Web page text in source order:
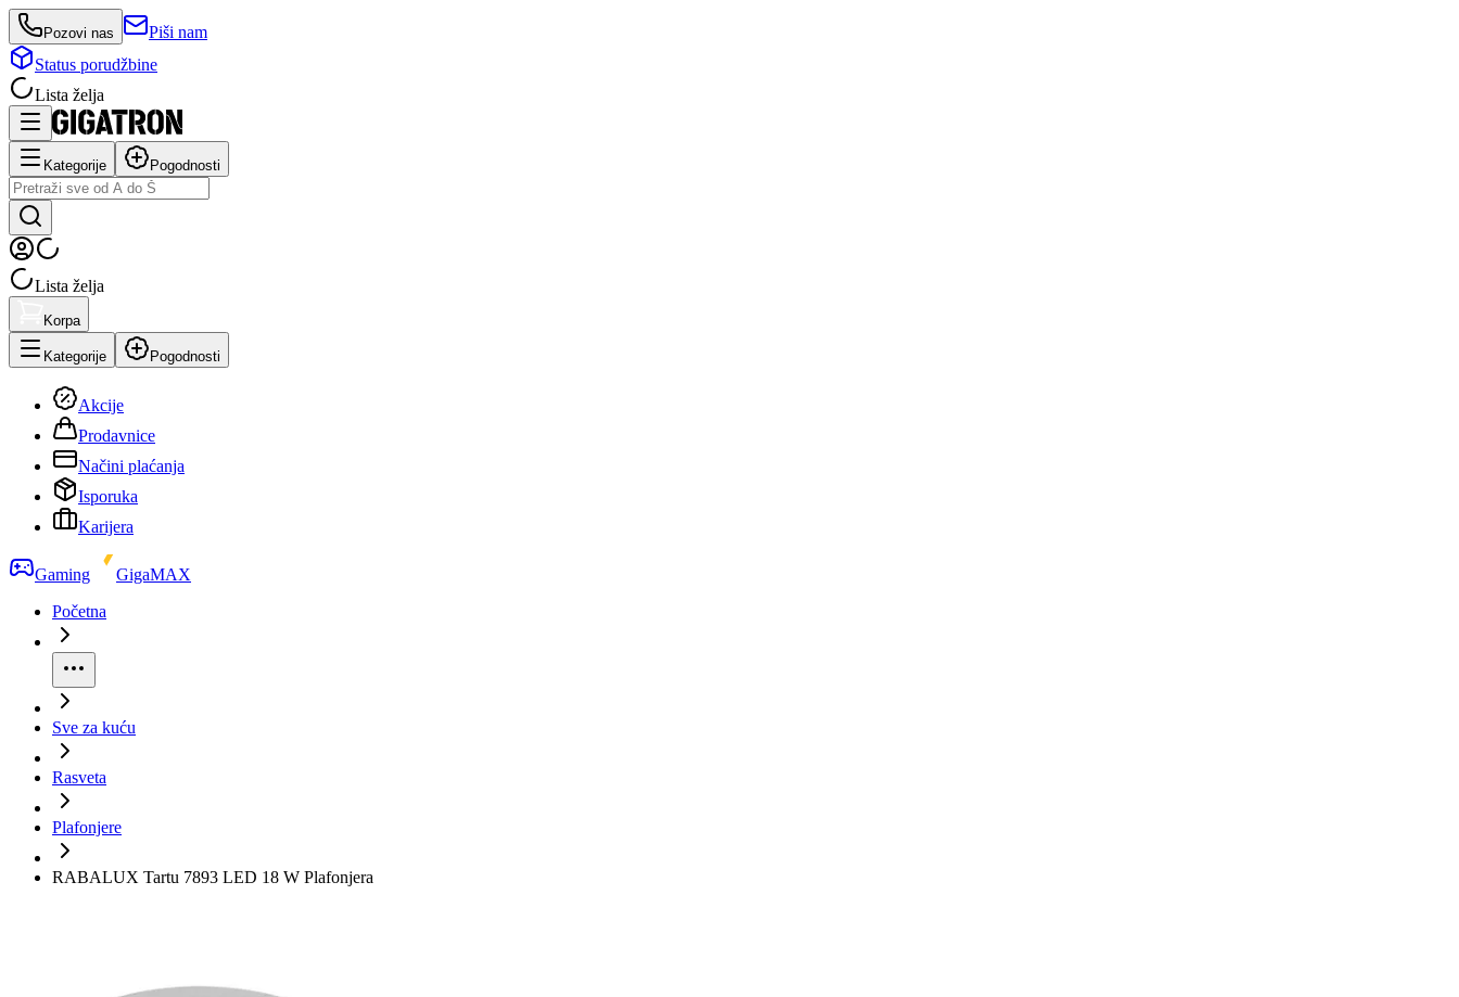
Pozovi nas
Piši nam
Status porudžbine
Lista želja
Kategorije Pogodnosti
Lista želja
Korpa
Kategorije Pogodnosti
Akcije
Prodavnice
Načini plaćanja
Isporuka
Karijera
Gaming
GigaMAX
Početna
Sve za kuću
Rasveta
Plafonjere
RABALUX Tartu 7893 LED 18 W Plafonjera